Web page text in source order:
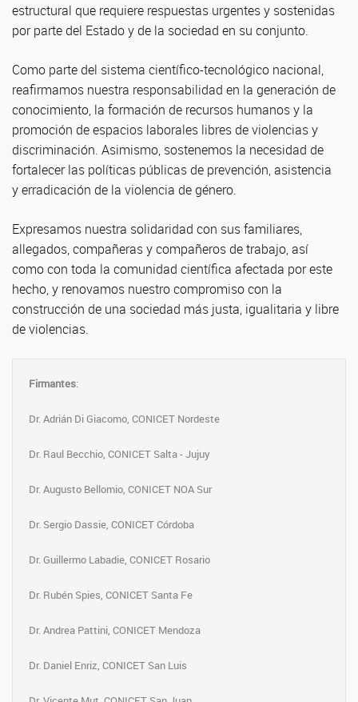
estructural que requiere respuestas urgentes y sostenidas
por parte del Estado y de la sociedad en su conjunto.
Como parte del sistema científico-tecnológico nacional,
reafirmamos nuestra responsabilidad en la generación de
conocimiento, la formación de recursos humanos y la
promoción de espacios laborales libres de violencias y
discriminación. Asimismo, sostenemos la necesidad de
fortalecer las políticas públicas de prevención, asistencia
y erradicación de la violencia de género.
Expresamos nuestra solidaridad con sus familiares,
allegados, compañeras y compañeros de trabajo, así
como con toda la comunidad científica afectada por este
hecho, y renovamos nuestro compromiso con la
construcción de una sociedad más justa, igualitaria y libre
de violencias.
Firmantes:
Dr. Adrián Di Giacomo, CONICET Nordeste
Dr. Raul Becchio, CONICET Salta - Jujuy
Dr. Augusto Bellomio, CONICET NOA Sur
Dr. Sergio Dassie, CONICET Córdoba
Dr. Guillermo Labadie, CONICET Rosario
Dr. Rubén Spies, CONICET Santa Fe
Dr. Andrea Pattini, CONICET Mendoza
Dr. Daniel Enriz, CONICET San Luis